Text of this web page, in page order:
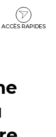
ACCÈS RAPIDES